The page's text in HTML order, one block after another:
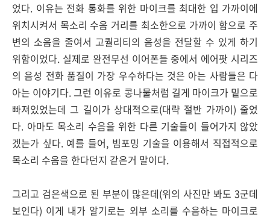
었다. 이유는 전화 통화를 위한 마이크를 최대한 입 가까이에
위치시켜서 목소리 수음 거리를 최소한으로 가까이 함으로 주
변의 소음을 줄여서 고퀄리티의 음성을 전달할 수 있게 하기
위함이었다. 실제로 완전무선 이어폰들 중에서 에어팟 시리즈
의 음성 전화 품질이 가장 우수하다는 것은 아는 사람들은 다
아는 이야기다. 그런 이유로 콩나물처럼 길게 마이크가 밑으로
빠져있었는데 그 길이가 상대적으로(대략 절반 가까이) 줄었
다. 아마도 목소리 수음을 위한 다른 기술들이 들어가지 않았
겠는가 싶다. 예를 들어, 빔포밍 기술을 이용해서 직접적으로
목소리 수음을 한다던지 같은거 말이다.
그리고 검은색으로 된 부분이 많은데(위의 사진만 봐도 3군데
보인다) 이게 내가 알기로는 외부 소리를 수음하는 마이크로